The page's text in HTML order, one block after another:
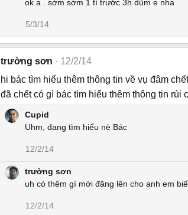
ok a . sớm sớm 1 tí trước 3h dùm e nha
5/3/14
trường sơn
12/2/14
hi bác tìm hiểu thêm thông tin về vụ đâm
đã chết có gì bác tìm hiểu thêm thông tin rùi
Cupid
Uhm, đang tìm hiểu nè Bác
12/2/14
trường sơn
uh có thêm gì mới đăng lên cho anh em
12/2/14